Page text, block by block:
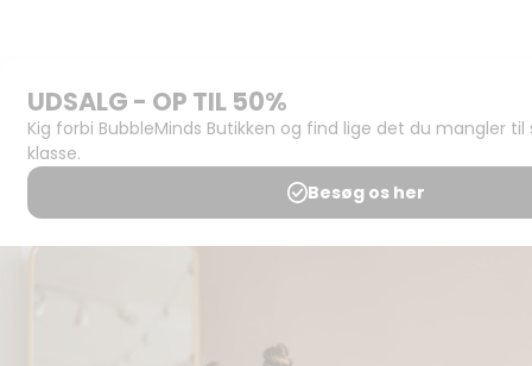
Support og
juridisk:
Spørgsmål og
svar
Medlemsbetingelser
Handels- og